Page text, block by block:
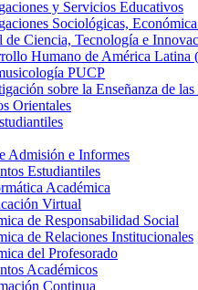
y Servicios Educativos
Sociológicas,
de Ciencia, Tecnología e
Humano de América
PUCP
sobre la Enseñanza de
Orientales
Admisión e Informes
Estudiantiles
Académica
Virtual
de Responsabilidad Social
de Relaciones Institucionales
del Profesorado
Académicos
Continua